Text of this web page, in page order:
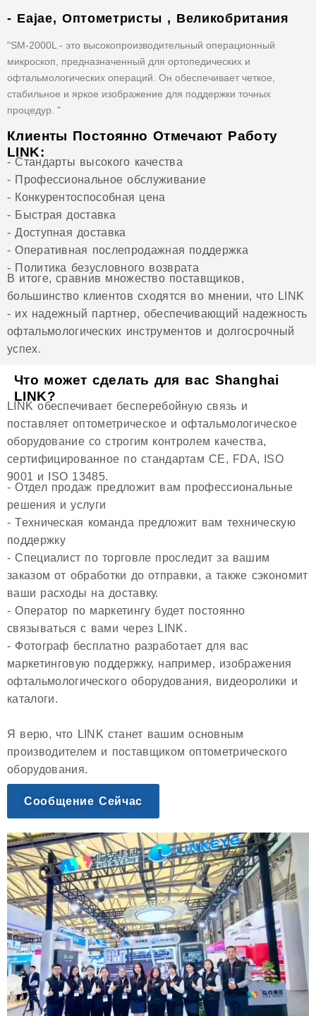
- Eajae, Оптометристы , Великобритания
"SM-2000L - это высокопроизводительный операционный
микроскоп, предназначенный для ортопедических и
офтальмологических операций. Он обеспечивает четкое,
стабильное и яркое изображение для поддержки точных
процедур. "
Клиенты Постоянно Отмечают Работу
LINK:
- Стандарты высокого качества
- Профессиональное обслуживание
- Конкурентоспособная цена
- Быстрая доставка
- Доступная доставка
- Оперативная послепродажная поддержка
- Политика безусловного возврата
В итоге, сравнив множество поставщиков,
большинство клиентов сходятся во мнении, что LINK
- их надежный партнер, обеспечивающий надежность
офтальмологических инструментов и долгосрочный
успех.
Что может сделать для вас Shanghai
LINK?
LINK обеспечивает бесперебойную связь и
поставляет оптометрическое и офтальмологическое
оборудование со строгим контролем качества,
сертифицированное по стандартам CE, FDA, ISO
9001 и ISO 13485.
- Отдел продаж предложит вам профессиональные
решения и услуги
- Техническая команда предложит вам техническую
поддержку
- Специалист по торговле проследит за вашим
заказом от обработки до отправки, а также сэкономит
ваши расходы на доставку.
- Оператор по маркетингу будет постоянно
связываться с вами через LINK.
- Фотограф бесплатно разработает для вас
маркетинговую поддержку, например, изображения
офтальмологического оборудования, видеоролики и
каталоги.
Я верю, что LINK станет вашим основным
производителем и поставщиком оптометрического
оборудования.
Сообщение Сейчас